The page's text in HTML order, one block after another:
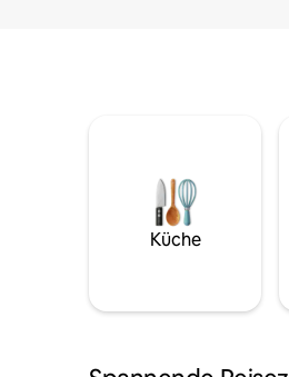
Küche